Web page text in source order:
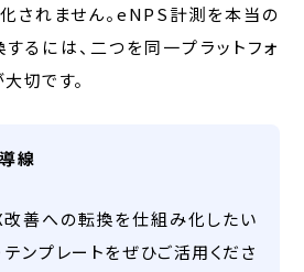
されません。eNPS計測を本当の
るには、二つを同一プラットフォ
切です。
線
善への転換を仕組み化したい
ンプレートをぜひご活用くださ